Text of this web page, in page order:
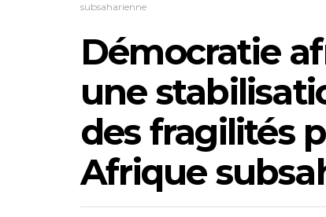
subsaharienne
Démocratie
une
des fragilités
Afrique